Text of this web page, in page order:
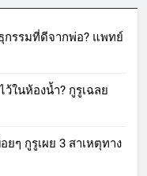
กรรมที่ดีจากพ่อ? แพทย์
ในห้องน้ำ? กูรูเฉลย
ๆ กูรูเผย 3 สาเหตุทาง